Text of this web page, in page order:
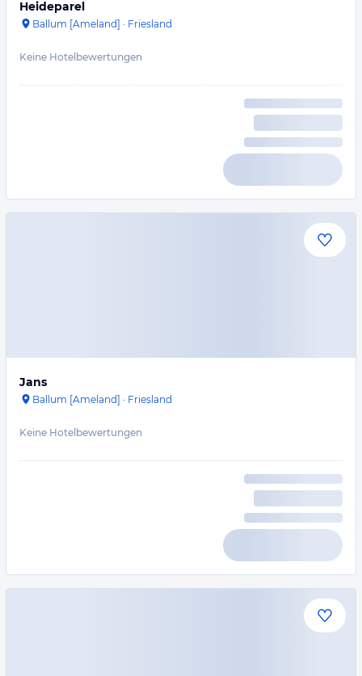
Heideparel
Ballum [Ameland] · Friesland
Keine Hotelbewertungen
Jans
Ballum [Ameland] · Friesland
Keine Hotelbewertungen